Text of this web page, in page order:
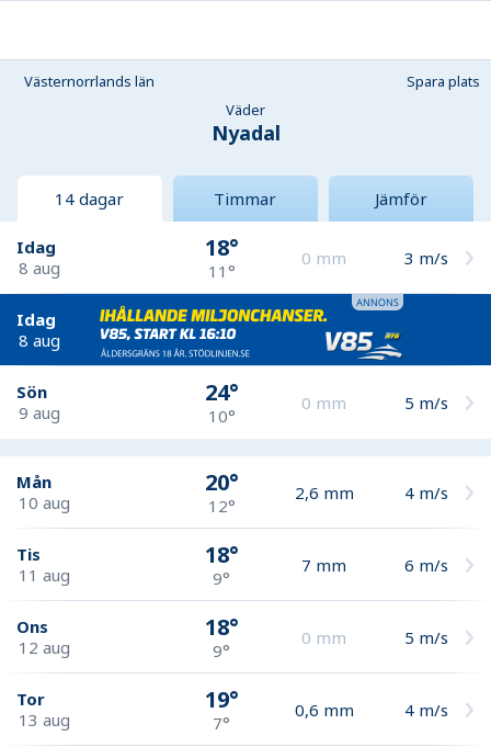
Västernorrlands län
Spara plats
Väder
Nyadal
14 dagar Timmar Jämför
Idag
8 aug
18°
11°
0 mm 3 m/s
Idag
8 aug
Sön
9 aug
24°
10°
0 mm 5 m/s
Mån
10 aug
20°
12°
2,6 mm 4 m/s
Tis
11 aug
18°
9°
7 mm 6 m/s
Ons
12 aug
18°
9°
0 mm 5 m/s
Tor
13 aug
19°
7°
0,6 mm 4 m/s